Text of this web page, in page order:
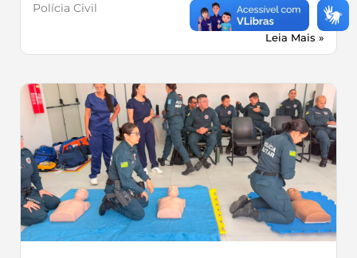
Polícia Civil
Leia Mais »